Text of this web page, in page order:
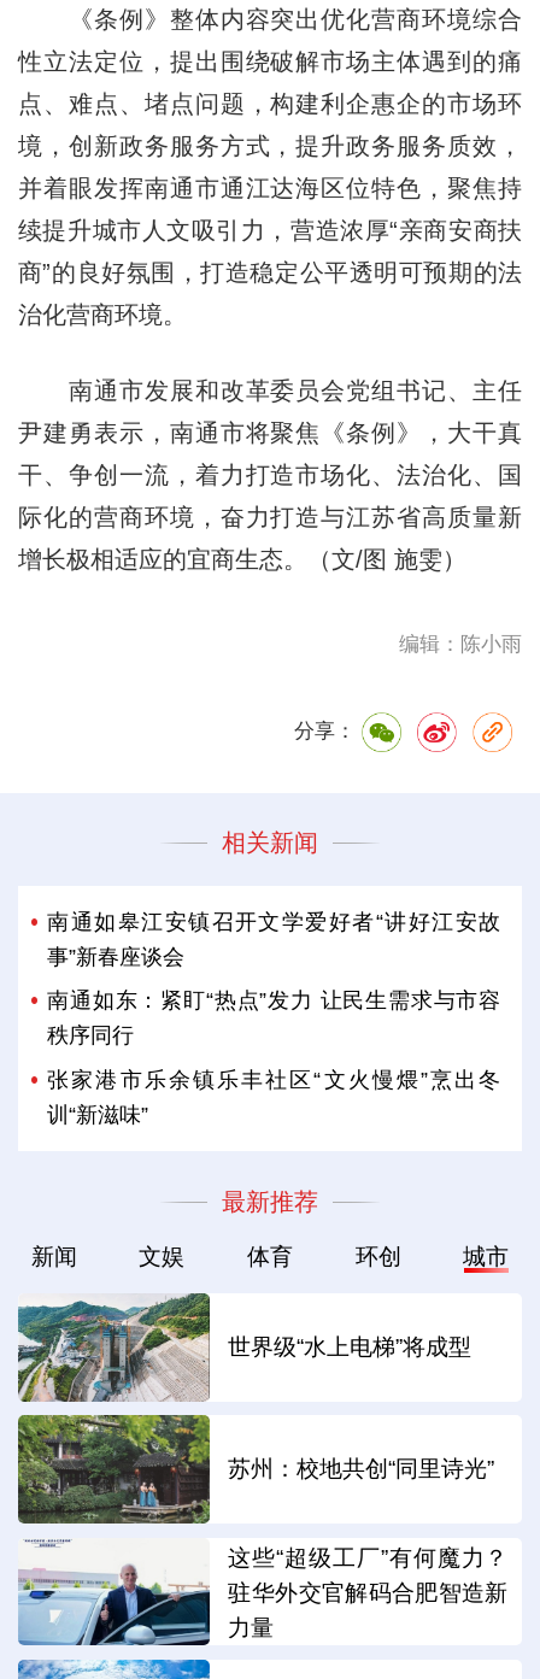
《条例》整体内容突出优化营商环境综合
性立法定位，提出围绕破解市场主体遇到的痛
点、难点、堵点问题，构建利企惠企的市场环
境，创新政务服务方式，提升政务服务质效，
并着眼发挥南通市通江达海区位特色，聚焦持
续提升城市人文吸引力，营造浓厚“亲商安商扶
商”的良好氛围，打造稳定公平透明可预期的法
治化营商环境。
南通市发展和改革委员会党组书记、主任
尹建勇表示，南通市将聚焦《条例》，大干真
干、争创一流，着力打造市场化、法治化、国
际化的营商环境，奋力打造与江苏省高质量新
增长极相适应的宜商生态。（文/图 施雯）
编辑：陈小雨
分享：
相关新闻
南通如皋江安镇召开文学爱好者“讲好江安故
事”新春座谈会
南通如东：紧盯“热点”发力 让民生需求与市容
秩序同行
张家港市乐余镇乐丰社区“文火慢煨”烹出冬
训“新滋味”
最新推荐
新闻 文娱 体育 环创 城市
世界级“水上电梯”将成型
苏州：校地共创“同里诗光”
这些“超级工厂”有何魔力？
驻华外交官解码合肥智造新
力量